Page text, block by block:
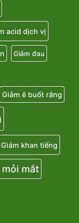
acid dịch vị
Giảm đau
Giảm ê buốt răng
Giảm khan tiếng
mỏi mắt